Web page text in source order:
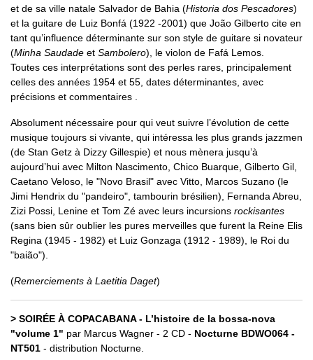
et de sa ville natale Salvador de Bahia (Historia dos Pescadores)
et la guitare de Luiz Bonfá (1922 -2001) que João Gilberto cite en
tant qu’influence déterminante sur son style de guitare si novateur
(Minha Saudade et Sambolero), le violon de Fafá Lemos.
Toutes ces interprétations sont des perles rares, principalement
celles des années 1954 et 55, dates déterminantes, avec
précisions et commentaires .
Absolument nécessaire pour qui veut suivre l’évolution de cette
musique toujours si vivante, qui intéressa les plus grands jazzmen
(de Stan Getz à Dizzy Gillespie) et nous mènera jusqu’à
aujourd’hui avec Milton Nascimento, Chico Buarque, Gilberto Gil,
Caetano Veloso, le "Novo Brasil" avec Vitto, Marcos Suzano (le
Jimi Hendrix du "pandeiro", tambourin brésilien), Fernanda Abreu,
Zizi Possi, Lenine et Tom Zé avec leurs incursions rockisantes
(sans bien sûr oublier les pures merveilles que furent la Reine Elis
Regina (1945 - 1982) et Luiz Gonzaga (1912 - 1989), le Roi du
"baião").
(Remerciements à Laetitia Daget)
> SOIRÉE À COPACABANA - L’histoire de la bossa-nova
"volume 1" par Marcus Wagner - 2 CD - Nocturne BDWO064 -
NT501 - distribution Nocturne.